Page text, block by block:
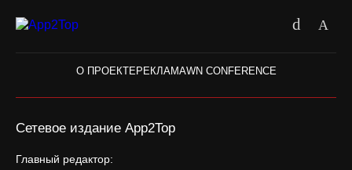
О ПРОЕКТЕРЕКЛАМАWN CONFERENCE
Сетевое издание App2Top
Главный редактор: